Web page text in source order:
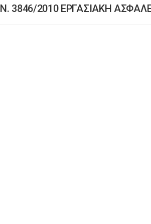
Ν. 3846/2010 ΕΡΓΑΣΙΑΚΗ